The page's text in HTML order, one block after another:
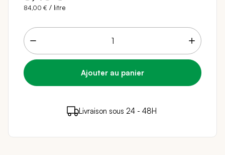
84,00 € / litre
8 points de fidélité ( 0,16 € )en achetant ce
Livraison sous 24 - 48H
Paiement sécurisé